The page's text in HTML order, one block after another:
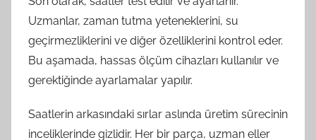
Uzmanlar, zaman tutma yeteneklerini, su
geçirmezliklerini ve diğer özelliklerini kontrol eder.
Bu aşamada, hassas ölçüm cihazları kullanılır ve
gerektiğinde ayarlamalar yapılır.
Saatlerin arkasındaki sırlar aslında üretim sürecinin
inceliklerinde gizlidir. Her bir parça, uzman eller